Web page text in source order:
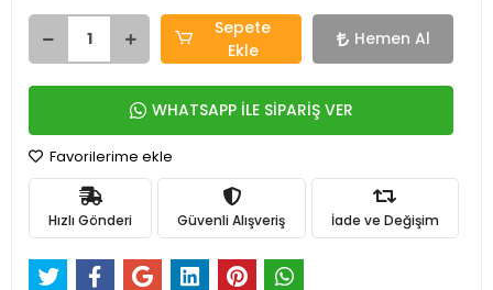
Sepete
Ekle
Hemen Al
WHATSAPP İLE SİPARİŞ VER
Favorilerime ekle
Hızlı Gönderi Güvenli Alışveriş İade ve Değişim